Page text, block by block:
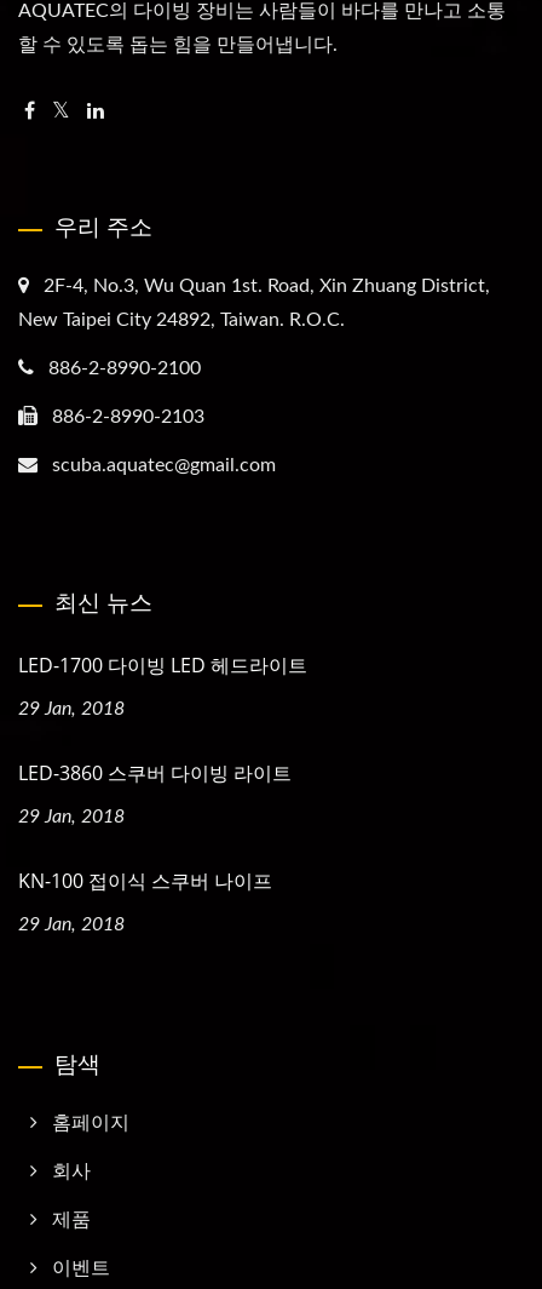
AQUATEC의 다이빙 장비는 사람들이 바다를 만나고 소통
할 수 있도록 돕는 힘을 만들어냅니다.
우리 주소
2F-4, No.3, Wu Quan 1st. Road, Xin Zhuang District,
New Taipei City 24892, Taiwan. R.O.C.
886-2-8990-2100
886-2-8990-2103
scuba.aquatec@gmail.com
최신 뉴스
LED-1700 다이빙 LED 헤드라이트
29 Jan, 2018
LED-3860 스쿠버 다이빙 라이트
29 Jan, 2018
KN-100 접이식 스쿠버 나이프
29 Jan, 2018
탐색
홈페이지
회사
제품
이벤트